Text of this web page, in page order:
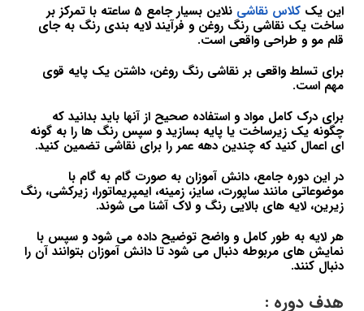
این یک کلاس نقاشی نلاین بسیار جامع 5 ساعته با تمرکز بر
ساخت یک نقاشی رنگ روغن و فرآیند لایه بندی رنگ به جای
قلم مو و طراحی واقعی است.
برای تسلط واقعی بر نقاشی رنگ روغن، داشتن یک پایه قوی
مهم است.
برای درک کامل مواد و استفاده صحیح از آنها باید بدانید که
چگونه یک زیرساخت یا پایه بسازید و سپس رنگ ها را به گونه
ای اعمال کنید که چندین دهه عمر را برای نقاشی تضمین کنید.
در این دوره جامع، دانش آموزان به صورت گام به گام با
موضوعاتی مانند ساپورت، سایز، زمینه، ایمپریماتورا، زیرکشی، رنگ
زیرین، لایه های بالایی رنگ و لاک آشنا می شوند.
هر لایه به طور کامل و واضح توضیح داده می شود و سپس با
نمایش های مربوطه دنبال می شود تا دانش آموزان بتوانند آن را
دنبال کنند.
هدف دوره :